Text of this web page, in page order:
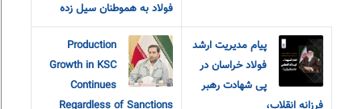
فولاد به هموطنان سیل زده
پیام مدیریت ارشد
فولاد خراسان در
پی شهادت رهبر
Production
Growth in KSC
Continues